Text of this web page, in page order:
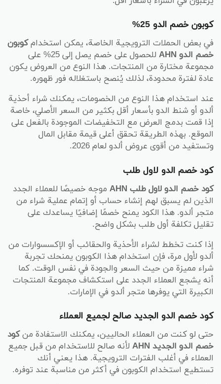
كوبون خصم الدو 25%
في بعض الحملات الترويجية الخاصة، يمكن استخدامكوبون
خصم الدو AHN
للحصول على خصم يصل إلى 25% على
مجموعة مختارة من المنتجات. هذا النوع من العروض يكون
عادة لفترة محدودة، لذلك يُنصح باستغلاله فور ظهوره.
عند استخدام هذا النوع من الخصومات، يمكنك شراء أحذية
ألدو أو شنط الدو بأسعار أقل بكثير من السعر الأصلي، خاصة
إذا قمت بدمج العرض مع التخفيضات الموجودة بالفعل على
الموقع. بهذه الطريقة تحقق أعلى قيمة مقابل المال
وتستفيد من أقوى عروض ألدو لعام 2026.
كود خصم الدو لاول طلب
كود خصم الدو لاول طلب AHN
موجه خصيصًا للعملاء الجدد
الذين لم يسبق لهم إنشاء حساب أو إتمام عملية شراء من
متجر ألدو. هذا الكود يمنح خصمًا إضافيًا يساعدك على
تقليل تكلفة أول طلب بشكل واضح.
إذا كنت تخطط لشراء الأحذية والحقائب أو الإكسسوارات من
ألدو لأول مرة، فإن استخدام هذا الكوبون يمنحك تجربة
شراء مميزة من حيث السعر والجودة في نفس الوقت. كما
أنه يشجع العملاء الجدد على استكشاف مجموعة المنتجات
الكبيرة التي يوفرها متجر ألدو في الإمارات.
كود خصم الدو الجديد صالح لجميع العملاء
حتى لو كنت من العملاء الحاليين، يمكنك الاستفادة منكود
خصم الدو الجديد AHN
لأنه صالح للاستخدام من قبل جميع
العملاء في أغلب الفترات الترويجية. هذا يعني أنك
تستطيع استخدام الكوبون في أكثر من مناسبة عند توفره.